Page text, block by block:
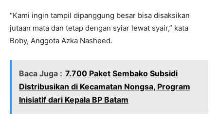
“Kami ingin tampil dipanggung besar bisa disaksikan
jutaan mata dan tetap dengan syiar lewat syair,” kata
Boby, Anggota Azka Nasheed.
Baca Juga : 7.700 Paket Sembako Subsidi
Distribusikan di Kecamatan Nongsa, Program
Inisiatif dari Kepala BP Batam